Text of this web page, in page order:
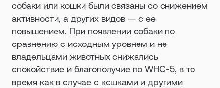
собаки или кошки были связаны со снижением
активности, а других видов — с ее
повышением. При появлении собаки по
сравнению с исходным уровнем и не
владельцами животных снижались
спокойствие и благополучие по WHO-5, в то
время как в случае с кошками и другими